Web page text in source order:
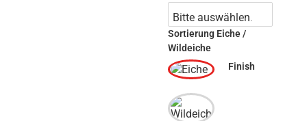
Sortierung Eiche /
Wildeiche
Finish